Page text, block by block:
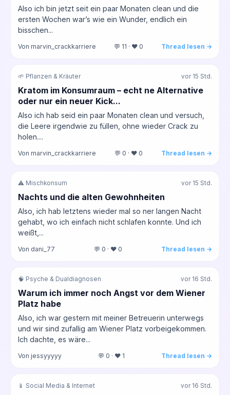
Also ich bin jetzt seit ein paar Monaten clean und die
ersten Wochen war’s wie ein Wunder, endlich ein
bisschen...
Von marvin_crackkarriere 💬 11 · ❤️ 0 Thread lesen →
🌱 Pflanzen & Kräuter vor 15 Std.
Kratom im Konsumraum – echt ne Alternative
oder nur ein neuer Kick...
Also ich hab seid ein paar Monaten clean und versuch,
die Leere irgendwie zu füllen, ohne wieder Crack zu
holen....
Von marvin_crackkarriere 💬 0 · ❤️ 0 Thread lesen →
⚠️ Mischkonsum vor 15 Std.
Nachts und die alten Gewohnheiten
Also, ich hab letztens wieder mal so ner langen Nacht
gehabt, wo ich einfach nicht schlafen konnte. Und ich
weißt,...
Von dani_77 💬 0 · ❤️ 0 Thread lesen →
🧠 Psyche & Dualdiagnosen vor 16 Std.
Warum ich immer noch Angst vor dem Wiener
Platz habe
Also, ich war gestern mit meiner Betreuerin unterwegs
und wir sind zufallig am Wiener Platz vorbeigekommen.
Ich dachte, es wäre...
Von jessyyyyy 💬 0 · ❤️ 1 Thread lesen →
📱 Social Media & Internet vor 16 Std.